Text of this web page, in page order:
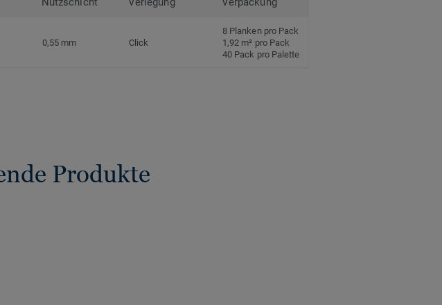
0,55 mm Click
8 Planken pro Pack
1,92 m² pro Pack
40 Pack pro Palette
Produkte